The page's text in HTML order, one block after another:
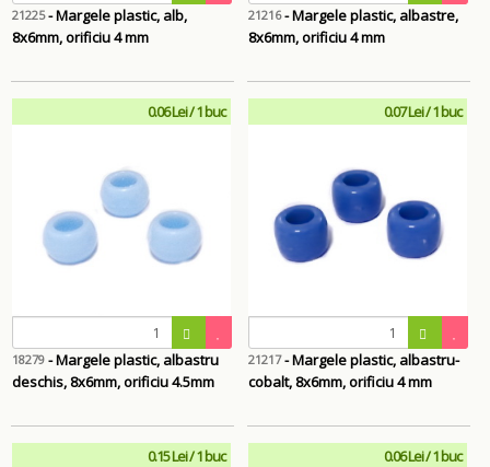
21225- Margele plastic, alb,
8x6mm, orificiu 4 mm
21216- Margele plastic, albastre,
8x6mm, orificiu 4 mm
0.06 Lei / 1 buc
18279 - Margele plastic, albastru
deschis, 8x6mm, orificiu 4.5mm
0.07 Lei / 1 buc
21217- Margele plastic, albastru-
cobalt, 8x6mm, orificiu 4 mm
0.15 Lei / 1 buc 0.06 Lei / 1 buc